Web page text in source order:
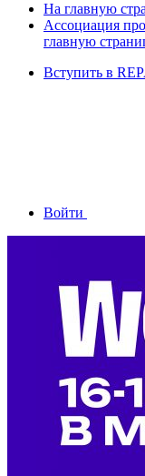
На главную
Ассоциация
главную
Вступить в
Войти